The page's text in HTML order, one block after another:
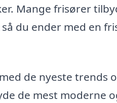
Mange frisører
du ender med en
de nyeste trends
de mest moderne